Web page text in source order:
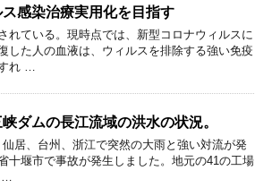
感染治療実用化を目指す
れている。現時点では、新型コロナウィルスに
した人の血液は、ウィルスを排除する強い免疫
れ …
ダムの長江流域の洪水の状況。
居、台州、浙江で突然の大雨と強い対流が発
十堰市で事故が発生しました。地元の41の工場
…